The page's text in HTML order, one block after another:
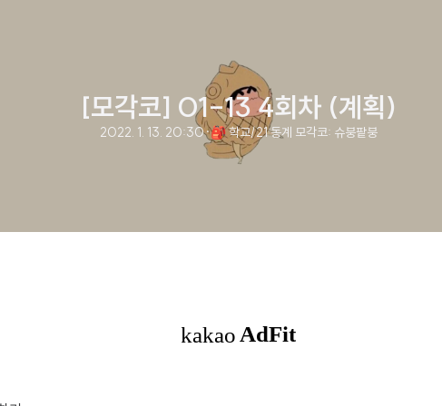
[모각코] 01-13 4회차 (계획)
2022. 1. 13. 20:30·🎒 학교/21 동계 모각코: 슈붕팥붕